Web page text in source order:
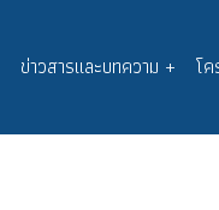
ข่าวสารและบทความ + โ